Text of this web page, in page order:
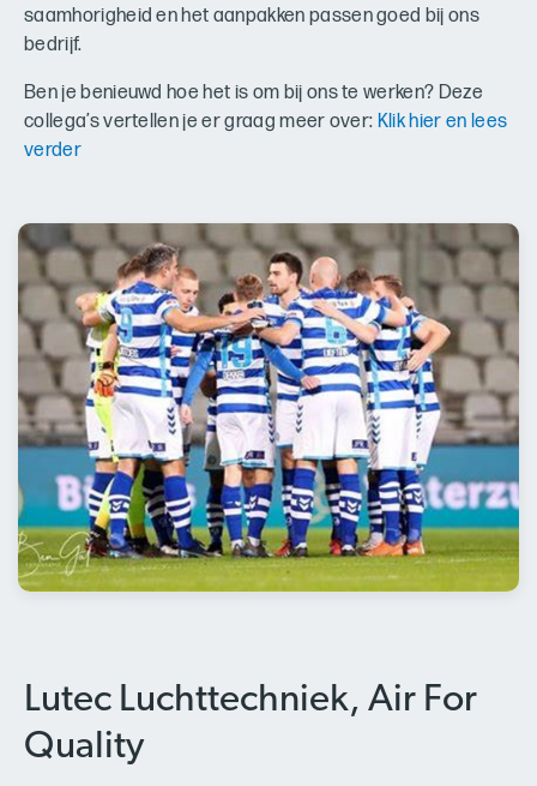
saamhorigheid en het aanpakken passen goed bij ons
bedrijf.
Ben je benieuwd hoe het is om bij ons te werken? Deze
collega’s vertellen je er graag meer over: Klik hier en lees
verder
Lutec Luchttechniek, Air For
Quality